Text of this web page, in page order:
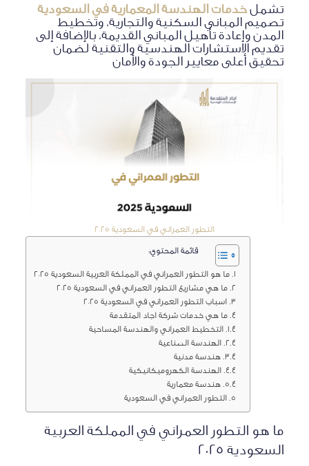
تشملخدمات الهندسة المعمارية في السعودية
تصميم المباني السكنية والتجارية، وتخطيط
المدن وإعادة تأهيل المباني القديمة، بالإضافة إلى
تقديم الاستشارات الهندسية والتقنية لضمان
تحقيق أعلى معايير الجودة والأمان
التطور العمراني في السعودية 2025
قائمة المحتوي:
ما هو التطور العمراني في المملكة العربية السعودية 2025
ما هي مشاريع التطور العمراني في السعودية 2025
اسباب التطور العمراني في السعودية 2025
ما هي خدمات شركة اجاد المتقدمة
التخطيط العمراني والهندسة المساحية
الهندسة الصناعية
هندسة مدنية
الهندسة الكهروميكانيكية
هندسة معمارية
التطور العمراني في السعودية
ما هو التطور العمراني في المملكة العربية
السعودية 2025